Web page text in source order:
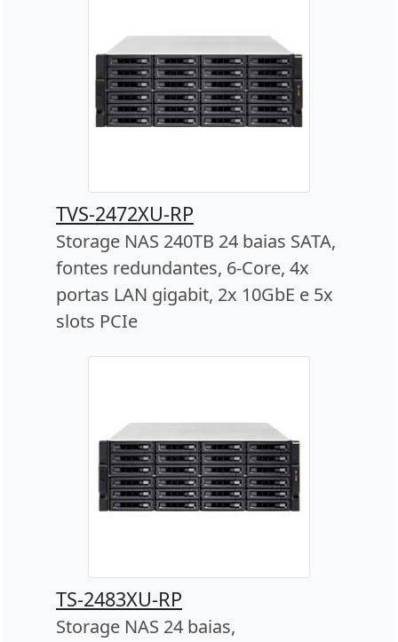
TVS-2472XU-RP
Storage NAS 240TB 24 baias SATA,
fontes redundantes, 6-Core, 4x
portas LAN gigabit, 2x 10GbE e 5x
slots PCIe
TS-2483XU-RP
Storage NAS 24 baias,